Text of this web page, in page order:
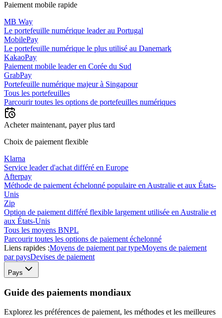
Paiement mobile rapide
MB Way
Le portefeuille numérique leader au Portugal
MobilePay
Le portefeuille numérique le plus utilisé au Danemark
KakaoPay
Paiement mobile leader en Corée du Sud
GrabPay
Portefeuille numérique majeur à Singapour
Tous les portefeuilles
Parcourir toutes les options de portefeuilles numériques
Acheter maintenant, payer plus tard
Choix de paiement flexible
Klarna
Service leader d'achat différé en Europe
Afterpay
Méthode de paiement échelonné populaire en Australie et aux États-
Unis
Zip
Option de paiement différé flexible largement utilisée en Australie et
aux États-Unis
Tous les moyens BNPL
Parcourir toutes les options de paiement échelonné
Liens rapides :Moyens de paiement par typeMoyens de paiement
par paysDevises de paiement
Pays
Guide des paiements mondiaux
Explorez les préférences de paiement, les méthodes et les meilleures